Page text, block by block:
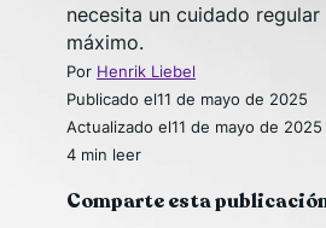
necesita un cuidado
máximo.
Por Henrik Liebel
Publicado el11 de mayo de 2025
Actualizado el11 de mayo de 2025
4 min leer
Comparte esta